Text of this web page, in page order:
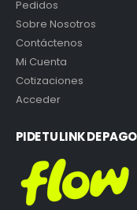
Pedidos
Sobre Nosotros
Contáctenos
Mi Cuenta
Cotizaciones
Acceder
PIDE TU LINK DE PAGO